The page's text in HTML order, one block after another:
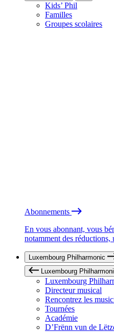
Kids’ Phil
Familles
Groupes scolaires
Abonnements
En vous abonnant, vous
notamment des
Luxembourg Philharmonic
Luxembourg
Luxembourg
Directeur musical
Rencontrez les
Tournées
Académie
D’Frënn vun de